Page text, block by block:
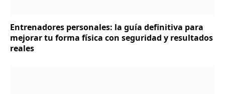
Entrenadores personales: la guía definitiva para
mejorar tu forma física con seguridad y resultados
reales